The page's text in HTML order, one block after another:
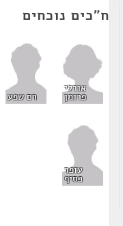
ח"כים נוכחים
אורלי
פרומן רם שפע
עופר
כסיף